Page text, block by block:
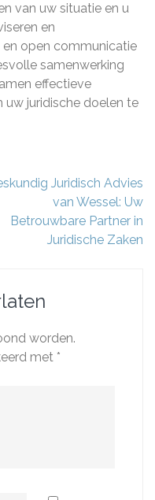
van uw situatie en u
en
open communicatie
samenwerking
effectieve
juridische doelen te
Juridisch Advies
van Wessel: Uw
Betrouwbare Partner in
Juridische Zaken
worden.
met *